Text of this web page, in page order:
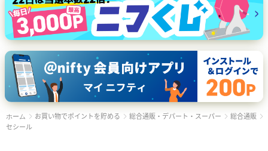
ホーム お買い物でポイントを貯める 総合通販・デパート・スーパー
総合通販
セシール